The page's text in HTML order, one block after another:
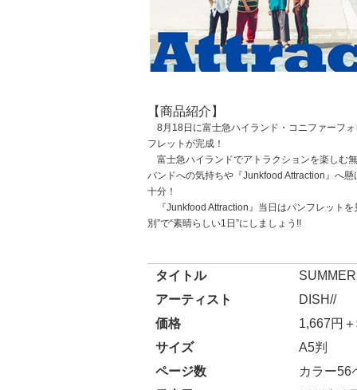
【商品紹介】
8月18日に富士急ハイランド・コニファーフ
フレットが完成！
富士急ハイランドでアトラクションを楽しむ
バンドへの気持ちや『Junkfood Attraction』へ
十分！
『Junkfood Attraction』当日はパンフレット
別”で“素晴らしい1日”にしましょう!!
タイトル
アーティスト
DISH//
価格
1,667円
サイズ
A5判
ページ数
カラー56